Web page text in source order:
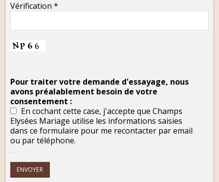
Vérification *
Pour traiter votre demande d'essayage, nous
avons préalablement besoin de votre
consentement :
En cochant cette case, j'accepte que Champs
Elysées Mariage utilise les informations saisies
dans ce formulaire pour me recontacter par email
ou par téléphone.